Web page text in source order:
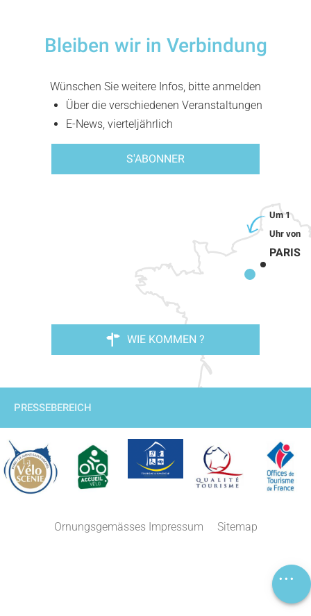
Beschreibung
Lageplan
Bleiben wir in Verbindung
Wünschen Sie weitere Infos, bitte anmelden
Über die verschiedenen Veranstaltungen
E-News, vierteljährlich
S'ABONNER
PARIS
WIE KOMMEN ?
PRESSEBEREICH
Ornungsgemässes Impressum Sitemap